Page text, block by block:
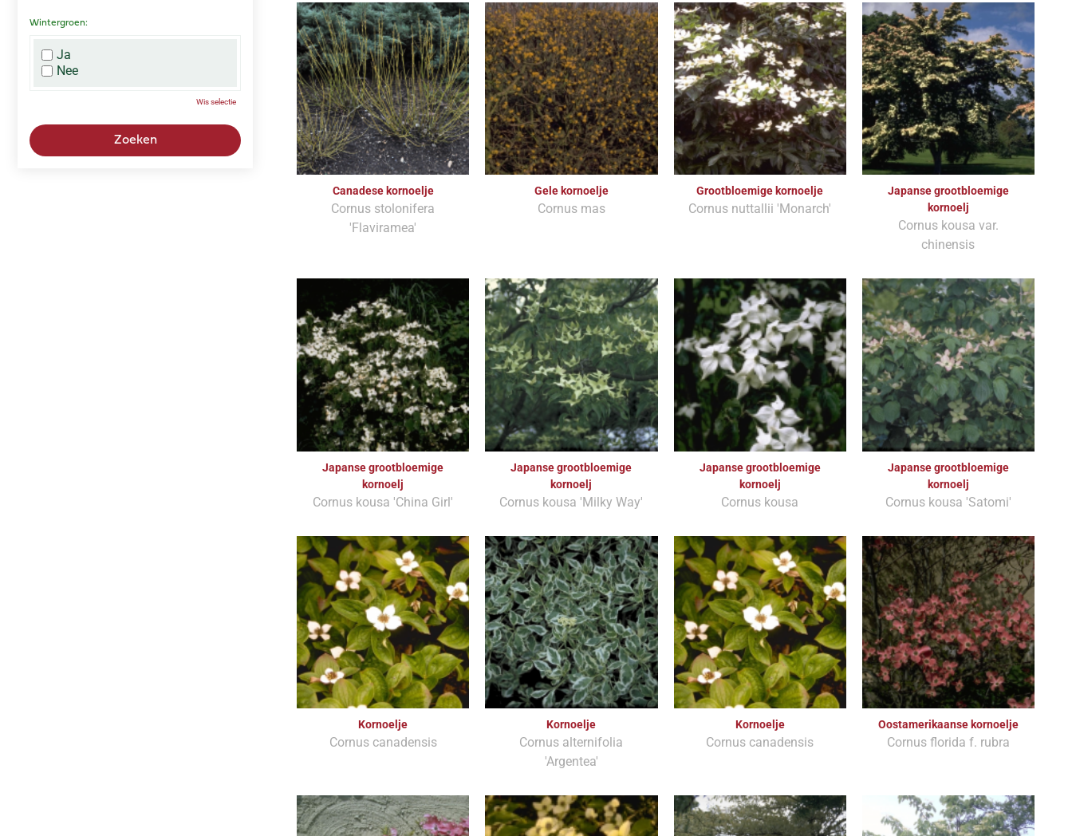
Canadese kornoelje
Cornus stolonifera
'Flaviramea'
Gele kornoelje
Cornus mas
Grootbloemige kornoelje
Cornus nuttallii 'Monarch'
Japanse grootbloemige
kornoelj
Cornus kousa var.
chinensis
Japanse grootbloemige
kornoelj
Cornus kousa 'China Girl'
Japanse grootbloemige
kornoelj
Cornus kousa 'Milky Way'
Japanse grootbloemige
kornoelj
Cornus kousa
Japanse grootbloemige
kornoelj
Cornus kousa 'Satomi'
Kornoelje
Cornus canadensis
Kornoelje
Cornus alternifolia
'Argentea'
Kornoelje
Cornus canadensis
Oostamerikaanse kornoelje
Cornus florida f. rubra
Roze
Zwart
Wintergroen:
Ja
Nee
Wis selectie